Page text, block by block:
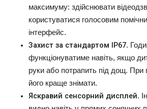
максимуму: здійснювати
користуватися голосовим
інтерфейс.
Захист за стандартом IP67.
функціонуватиме навіть, якщо
руки або потрапить під дощ. При
його краще знімати.
Яскравий сенсорний дисплей.